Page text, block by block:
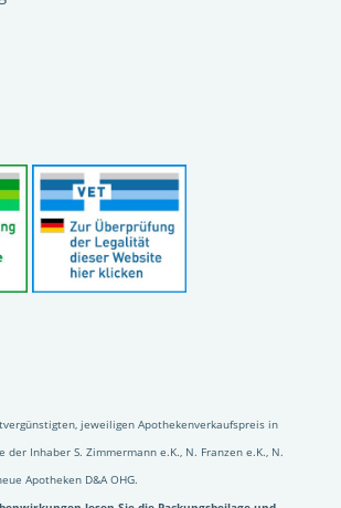
jeweiligen Apothekenverkaufspreis in
der Inhaber S. Zimmermann e.K., N. Franzen e.K., N.
Apotheken D&A OHG.